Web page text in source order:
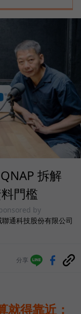
拆解
門檻
by
聯通科技股份有限公司
分享
就得靠近：